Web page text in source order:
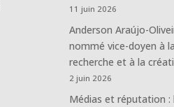
11 juin 2026
Anderson Araújo-
nommé vice-doyen à la
recherche et à la
2 juin 2026
Médias et réputation :